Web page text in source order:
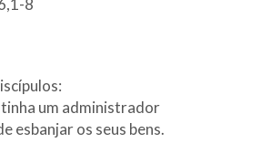
8
tinha um administrador
esbanjar os seus bens.